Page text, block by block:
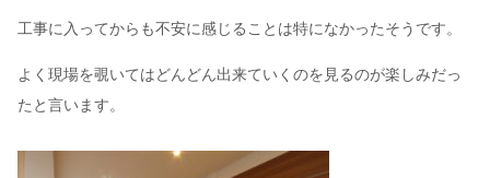
工事に入ってからも不安に感じることは特になかったそうです。
よく現場を覗いてはどんどん出来ていくのを見るのが楽しみだっ
たと言います。